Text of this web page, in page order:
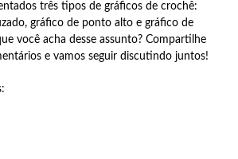
três tipos de gráficos de crochê:
gráfico de ponto alto e gráfico de
você acha desse assunto? Compartilhe
e vamos seguir discutindo juntos!